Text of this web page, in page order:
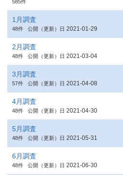
585件
1月調査
48件 公開（更新）日 2021-01-29
2月調査
48件 公開（更新）日 2021-03-04
3月調査
57件 公開（更新）日 2021-04-08
4月調査
48件 公開（更新）日 2021-04-30
5月調査
48件 公開（更新）日 2021-05-31
6月調査
48件 公開（更新）日 2021-06-30